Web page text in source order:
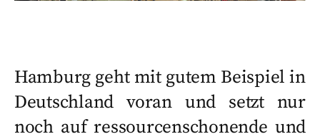
Hamburg geht mit gutem Beispiel in
Deutschland voran und setzt nur
noch auf ressourcenschonende und